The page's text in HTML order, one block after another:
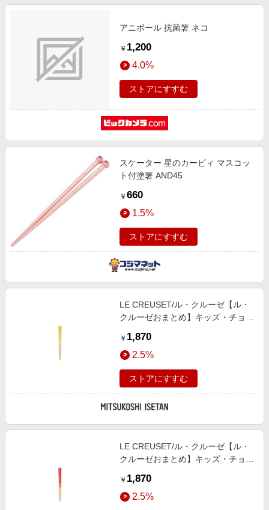
アニボール 抗菌箸 ネコ
￥ 1,200
4.0%
ストアにすすむ
スケーター 星のカービィ マスコッ
ト付塗箸 AND45
￥ 660
1.5%
ストアにすすむ
LE CREUSET/ル・クルーゼ【ル・
クルーゼおまとめ】キッズ・チョッ
リー【三越伊勢丹/公式】
￥ 1,870
2.5%
ストアにすすむ
LE CREUSET/ル・クルーゼ【ル・
クルーゼおまとめ】キッズ・チョッ
リー【三越伊勢丹/公式】
￥ 1,870
2.5%